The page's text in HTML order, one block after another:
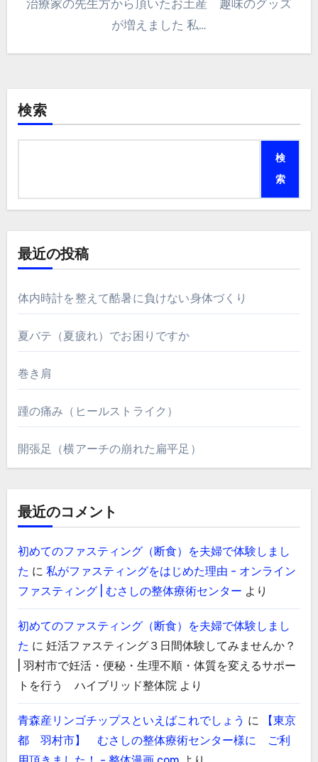
治療家の先生方から頂いたお土産 趣味のグッズ
が増えました 私…
検索
検
索
最近の投稿
体内時計を整えて酷暑に負けない身体づくり
夏バテ（夏疲れ）でお困りですか
巻き肩
踵の痛み（ヒールストライク）
開張足（横アーチの崩れた扁平足）
最近のコメント
初めてのファスティング（断食）を夫婦で体験しまし
た に 私がファスティングをはじめた理由 - オンライン
ファスティング | むさしの整体療術センター より
初めてのファスティング（断食）を夫婦で体験しまし
た に 妊活ファスティング３日間体験してみませんか？
| 羽村市で妊活・便秘・生理不順・体質を変えるサポー
トを行う ハイブリッド整体院 より
青森産リンゴチップスといえばこれでしょう に
【東京
都 羽村市】 むさしの整体療術センター様に ご利